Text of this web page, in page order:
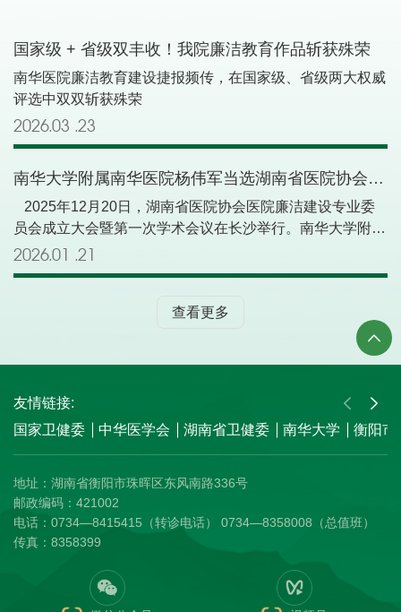
巧手寄意，将廉洁理念与艺术表达有机结合，令所有观展的
职工耳目一新、深受启迪。展览现场同步设置 “签到墙”，全
院职工现场留言互动，写下对清廉医院建设的支持与期许，
共同营造风清气正的就医环境。廉洁是一种信念，文化是一
种力量。让我们在“清风润医心，廉韵护安康”的美好氛围
中，共同筑牢医疗行业廉洁从业的基石，为广大患者带来更
加安心、温暖的医疗服务！
国家级 + 省级双丰收！我院廉洁教育作品斩获殊荣
南华医院廉洁教育建设捷报频传，在国家级、省级两大权威
评选中双双斩获殊荣
2026.03 23
南华大学附属南华医院杨伟军当选湖南省医院协会廉洁建设专委会副主任委员
2025年12月20日，湖南省医院协会医院廉洁建设专业委
员会成立大会暨第一次学术会议在长沙举行。南华大学附属
南华医院党委委员、纪委书记杨伟军当选为该专业委员会第
一届副主任委员。 本次会议由湖南省医院协会主办、中南
进清廉医院建设，探索新时代医院廉洁治理路径。会议内容
包括专委会成立、开幕式及学术交流等环节。经大会选举，
杨伟军当选第一届专业委员会副主任委员。此次当选，既是
面所取得成绩的认可，也是对医院下一步工作的鞭策与激
励。 在授牌及颁发证书环节之后，多位来自纪检监察部
门、卫生健康系统及知名医院的专家，聚焦新时代医院廉洁
领域腐败治理、《监察法》与公立医院反腐机制、监督执纪
实践创新等议题展开深入交流研讨，与参会代表共同探讨医
院廉洁治理新路径。 湖南省医院协会医院廉洁建设专业委
员会的成立，为全省医疗卫生机构构建了一个高层次的廉洁
建设交流与协作平台，将有力推动清廉医院建设走向深入，
为湖南卫生健康事业高质量发展注入新的“清廉动力”。
2026.01 21
查看更多
友情链接:
国家卫健委
中华医学会 湖南省卫健委 南华大学 衡阳市
地址：湖南省衡阳市珠晖区东风南路336号
邮政编码：421002
电话：0734—8415415（转诊电话） 0734—8358008（总值班）
传真：8358399